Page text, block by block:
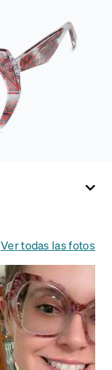
Ver todas las fotos